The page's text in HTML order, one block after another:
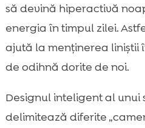
să devină hiperactivă
energia în timpul zilei.
ajută la menținerea liniștii
de odihnă dorite de noi.
Designul inteligent al unui
delimitează diferite